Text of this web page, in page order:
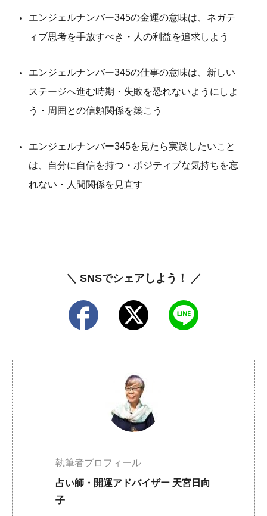
エンジェルナンバー345の金運の意味は、ネガテ
ィブ思考を手放すべき・人の利益を追求しよう
エンジェルナンバー345の仕事の意味は、新しい
ステージへ進む時期・失敗を恐れないようにしよ
う・周囲との信頼関係を築こう
エンジェルナンバー345を見たら実践したいこと
は、自分に自信を持つ・ポジティブな気持ちを忘
れない・人間関係を見直す
＼ SNSでシェアしよう！ ／
執筆者プロフィール
占い師・開運アドバイザー 天宮日向
子